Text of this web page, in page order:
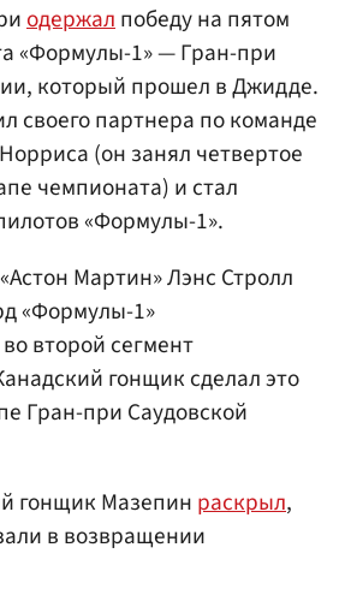
одержалпобеду на пятом
«Формулы-1» — Гран-при
который прошел в Джидде.
своего партнера по команде
(он занял четвертое
чемпионата) и стал
«Формулы-1».
Мартин» Лэнс Стролл
«Формулы-1»
второй сегмент
гонщик сделал это
Гран-при Саудовской
гонщик Мазепин раскрыл,
в возвращении